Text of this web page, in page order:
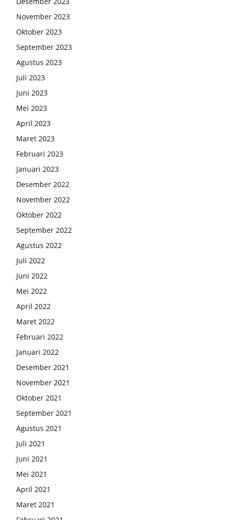
November 2023
Oktober 2023
September 2023
Agustus 2023
Juli 2023
Juni 2023
Mei 2023
April 2023
Maret 2023
Februari 2023
Januari 2023
Desember 2022
November 2022
Oktober 2022
September 2022
Agustus 2022
Juli 2022
Juni 2022
Mei 2022
April 2022
Maret 2022
Februari 2022
Januari 2022
Desember 2021
November 2021
Oktober 2021
September 2021
Agustus 2021
Juli 2021
Juni 2021
Mei 2021
April 2021
Maret 2021